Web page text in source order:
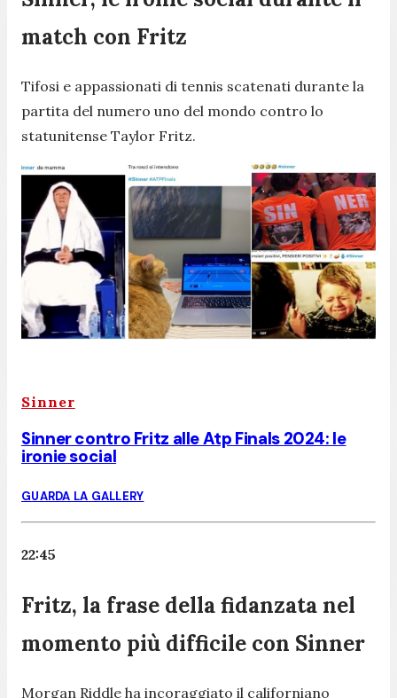
match con Fritz
Tifosi e appassionati di tennis scatenati durante la
partita del numero uno del mondo contro lo
statunitense Taylor Fritz.
Sinner
Sinner contro Fritz alle Atp Finals 2024: le
ironie social
GUARDA LA GALLERY
22:45
Fritz, la frase della fidanzata nel
momento più difficile con Sinner
Morgan Riddle ha incoraggiato il californiano